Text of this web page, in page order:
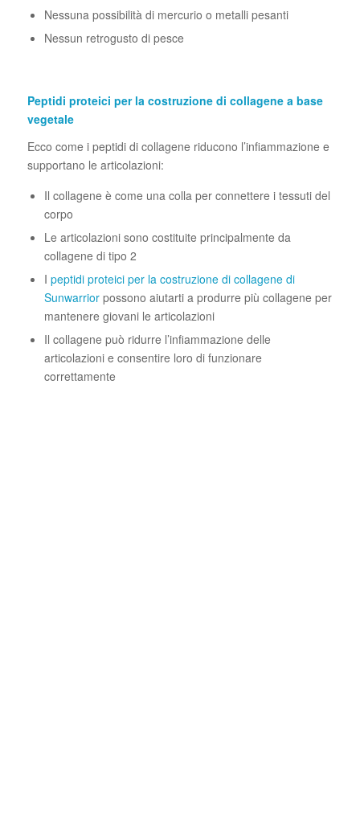
Nessuna possibilità di mercurio o metalli pesanti
Nessun retrogusto di pesce
Peptidi proteici per la costruzione di collagene a base
vegetale
Ecco come i peptidi di collagene riducono l’infiammazione e
supportano le articolazioni:
Il collagene è come una colla per connettere i tessuti del
corpo
Le articolazioni sono costituite principalmente da
collagene di tipo 2
I peptidi proteici per la costruzione di collagene di
Sunwarriorpossono aiutarti a produrre più collagene per
mantenere giovani le articolazioni
Il collagene può ridurre l’infiammazione delle
articolazioni e consentire loro di funzionare
correttamente